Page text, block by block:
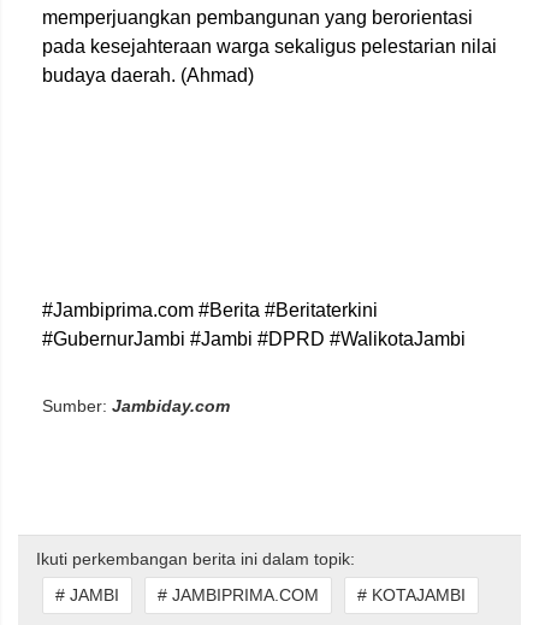
memperjuangkan pembangunan yang berorientasi
pada kesejahteraan warga sekaligus pelestarian nilai
budaya daerah. (Ahmad)
#Jambiprima.com #Berita #Beritaterkini
#GubernurJambi #Jambi #DPRD #WalikotaJambi
Sumber: Jambiday.com
Ikuti perkembangan berita ini dalam topik:
# JAMBI
# JAMBIPRIMA.COM # KOTAJAMBI